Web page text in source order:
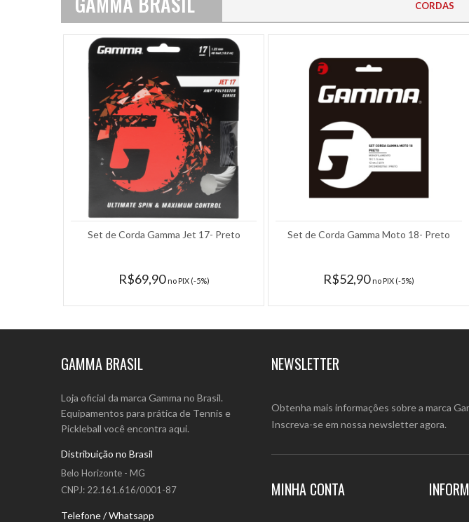
CORDAS
Set de Corda Gamma Jet 17- Preto
R$69,90 no PIX (-5%)
Set de Corda Gamma Moto 18- Preto
R$52,90 no PIX (-5%)
GAMMA BRASIL
Loja oficial da marca Gamma no Brasil.
Equipamentos para prática de Tennis e
Pickleball você encontra aqui.
Distribuição no Brasil
Belo Horizonte - MG
CNPJ: 22.161.616/0001-87
Telefone / Whatsapp
NEWSLETTER
Obtenha mais informações sobre a marca
Inscreva-se em nossa newsletter agora.
MINHA CONTA